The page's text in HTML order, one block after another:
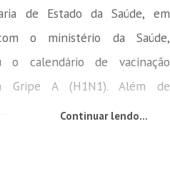
de Estado da Saúde, em
o ministério da Saúde,
o calendário de vacinação
Gripe A (H1N1). Além de
Continuar lendo...